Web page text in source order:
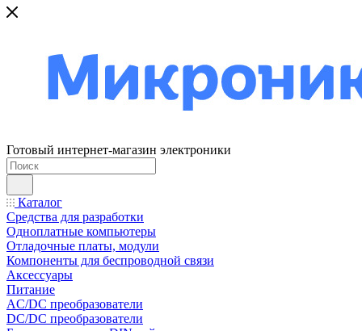
Готовый интернет-магазин электроники
Каталог
Средства для разработки
Одноплатные компьютеры
Отладочные платы, модули
Компоненты для беспроводной связи
Аксессуары
Питание
AC/DC преобразователи
DC/DC преобразователи